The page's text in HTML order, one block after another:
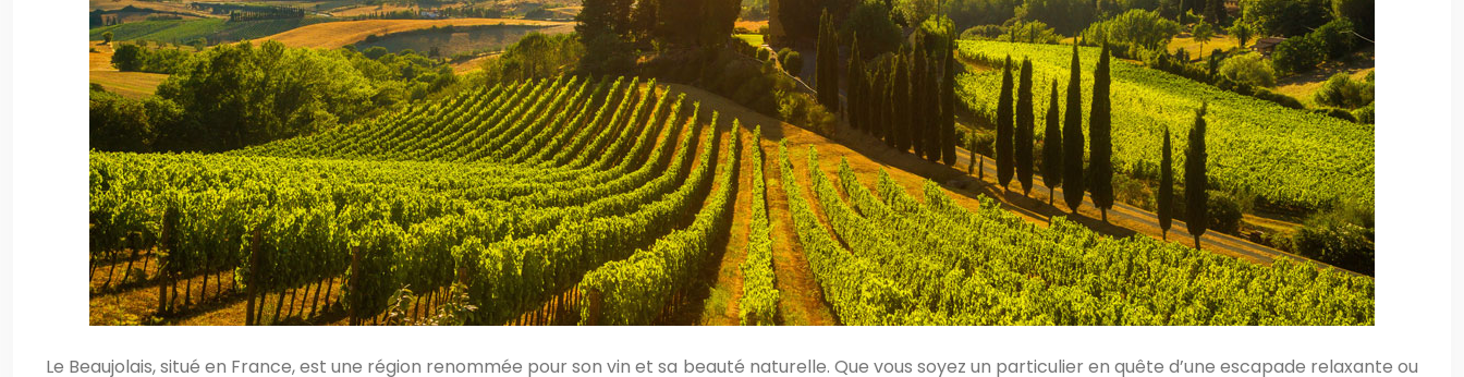
Le Beaujolais, situé en France, est une région renommée pour son vin et sa beauté naturelle. Que vous soyez un particulier en quête d’une escapade relaxante ou